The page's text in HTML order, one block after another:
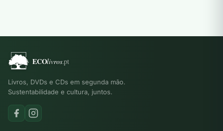
Livros, DVDs e CDs em segunda mão.
Sustentabilidade e cultura, juntos.